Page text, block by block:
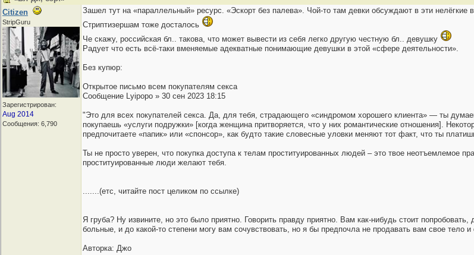
Citizen
StripGuru
Зарегистрирован:
Aug 2014
Сообщения: 6,790
Зашел тут на «параллельный» ресурс. «Эскорт без палева». Чой-то там девки обсуждают в эти
Стриптизершам тоже досталось
Че скажу, российская бл.. такова, что может вывести из себя легко другую честную бл.. девушку
Радует что есть всё-таки вменяемые адекватные понимающие девушки в этой «сфере деятельности».
Без купюр:
Открытое письмо всем покупателям секса
Сообщение Lyipopo » 30 сен 2023 18:15
"Это для всех покупателей секса. Да, для тебя, страдающего «синдромом хорошего клиента» — ты
покупаешь «услуги подружки» [когда женщина притворяется, что у них романтические отношения].
предпочитаете «папик» или «спонсор», как будто такие словесные уловки меняют тот факт, что ты
Ты не просто уверен, что покупка доступа к телам проституированных людей – это твое неотъемлемое
проституированные люди желают тебя.
.......(етс, читайте пост целиком по ссылке)
Я груба? Ну извините, но это было приятно. Говорить правду приятно. Вам как-нибудь стоит
больные, и до какой-то степени могу вам сочувствовать, но я бы предпочла не продавать вам свое тело
Авторка: Джо